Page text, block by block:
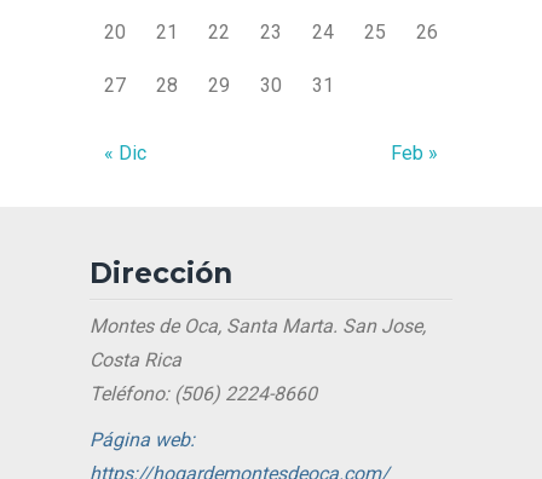
20 21 22 23 24 25 26
27 28 29 30 31
« Dic Feb »
Dirección
Montes de Oca, Santa Marta. San Jose,
Costa Rica
Teléfono: (506) 2224-8660
Página web:
https://hogardemontesdeoca.com/